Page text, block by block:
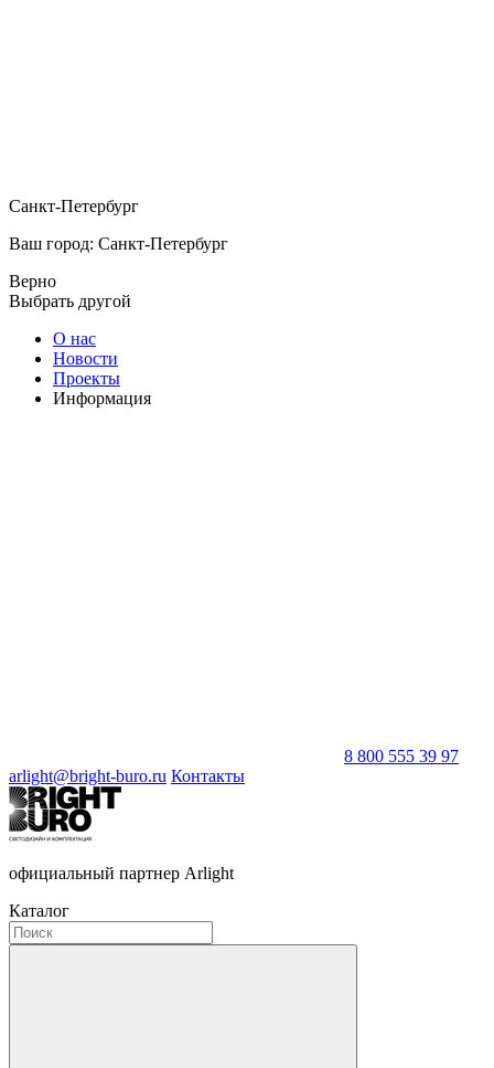
Санкт-Петербург
Ваш город: Санкт-Петербург
Верно
Выбрать другой
О нас
Новости
Проекты
Информация
8 800 555 39 97
arlight@bright-buro.ru Контакты
официальный партнер Arlight
Каталог